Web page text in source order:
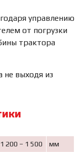
управлению
от погрузки
трактора
не выходя из
1 200 – 1 500
мм